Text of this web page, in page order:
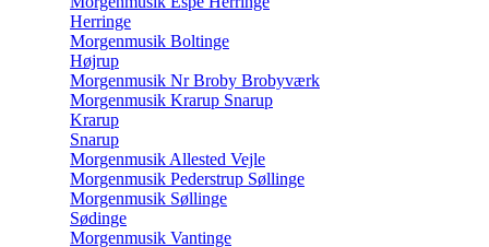
Herringe
Morgenmusik Boltinge
Højrup
Morgenmusik Nr Broby Brobyværk
Morgenmusik Krarup Snarup
Krarup
Snarup
Morgenmusik Allested Vejle
Morgenmusik Pederstrup Søllinge
Morgenmusik Søllinge
Sødinge
Morgenmusik Vantinge